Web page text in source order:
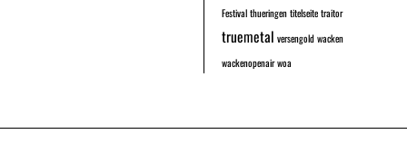
Festivalthueringentitelseitetraitor
truemetal versengoldwacken
wackenopenairwoa